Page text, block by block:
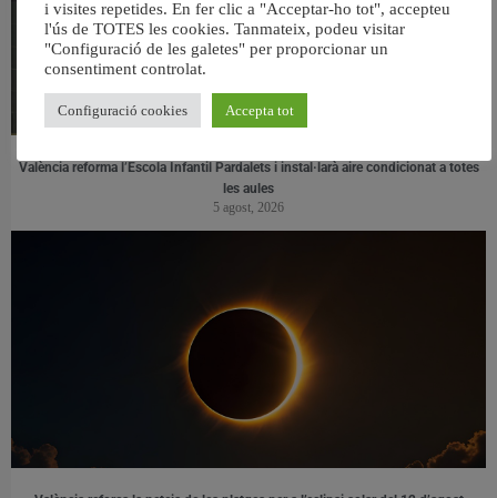
València reforma l’Escola Infantil Pardalets i instal·larà aire condicionat a totes
les aules
5 agost, 2026
i visites repetides. En fer clic a "Acceptar-ho tot", accepteu
l'ús de TOTES les cookies. Tanmateix, podeu visitar
"Configuració de les galetes" per proporcionar un
consentiment controlat.
Configuració cookies Accepta tot